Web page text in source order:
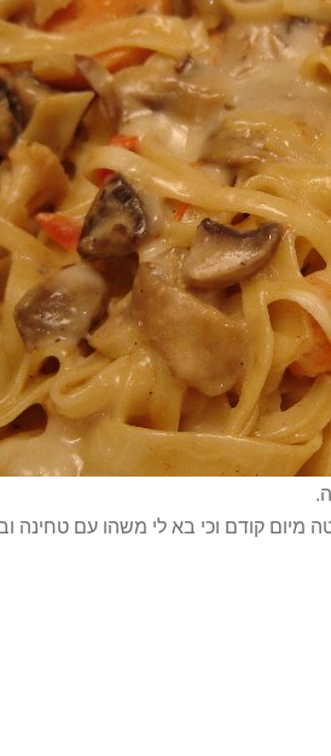
קודם וכי בא לי משהו עם טחינה